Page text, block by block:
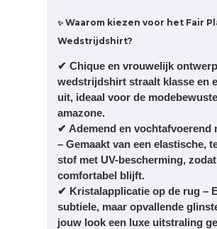
✨ Waarom kiezen voor het Fair
Wedstrijdshirt?
✔ Chique en vrouwelijk
wedstrijdshirt straalt klasse en
uit, ideaal voor de modebewuste
amazone.
✔ Ademend en vochtafvoerend
– Gemaakt van een elastische,
stof met UV-bescherming,
comfortabel blijft.
✔ Kristalapplicatie op de rug –
subtiele, maar opvallende
jouw look een luxe uitstraling